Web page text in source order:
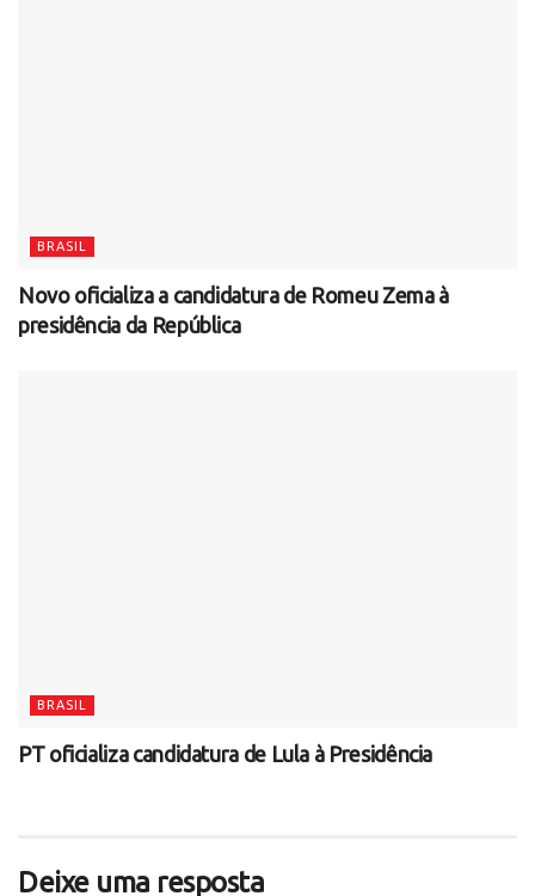
BRASIL
Novo oficializa a candidatura de Romeu Zema à
presidência da República
BRASIL
PT oficializa candidatura de Lula à Presidência
Deixe uma resposta